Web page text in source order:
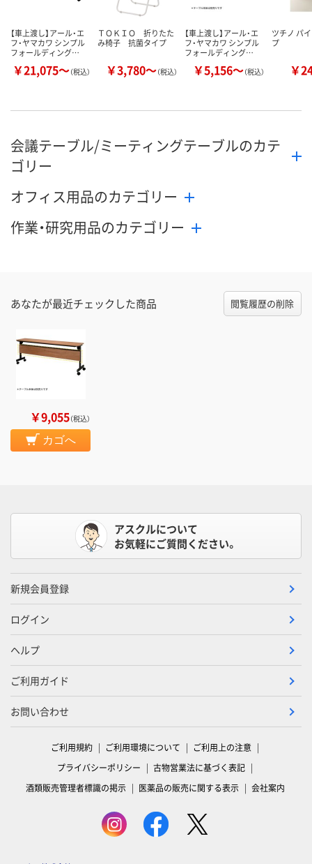
【車上渡し】アール・エ
フ・ヤマカワ シンプル
フォールディング…
￥21,075～（税込）
ＴＯＫＩＯ 折りたた
み椅子 抗菌タイプ
￥3,780～（税込）
【車上渡し】アール・エ
フ・ヤマカワ シンプル
フォールディング…
￥5,156～（税込）
ツチノ パ
プ
￥
会議テーブル/ミーティングテーブルのカテ
ゴリー
オフィス用品のカテゴリー
作業・研究用品のカテゴリー
あなたが最近チェックした商品 閲覧履歴の削除
￥9,055（税込）
カゴへ
アスクルについて
お気軽にご質問ください。
新規会員登録
ログイン
ヘルプ
ご利用ガイド
お問い合わせ
ご利用規約 ご利用環境について
ご利用上の注意
プライバシーポリシー
古物営業法に基づく表記
酒類販売管理者標識の掲示
医薬品の販売に関する表示 会社案内